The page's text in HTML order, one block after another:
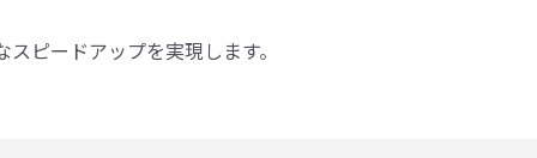
ピードアップを実現します。